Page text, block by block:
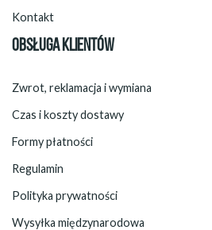
Kontakt
OBSŁUGA KLIENTÓW
Zwrot, reklamacja i wymiana
Czas i koszty dostawy
Formy płatności
Regulamin
Polityka prywatności
Wysyłka międzynarodowa